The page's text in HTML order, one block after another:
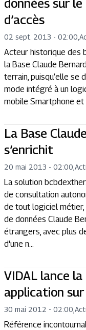
données sur
d’accès
02 sept. 2013 - 02:00
Acteur historique des
la Base Claude
terrain, puisqu’elle se
mode intégré à un
mobile Smartphone
La Base
s’enrichit
20 mai 2013 - 02:00
La solution
de consultation
de tout logiciel métier,
de données Claude
étrangers, avec plus
d'une n...
VIDAL lance
application sur
30 mai 2012 - 02:00
Référence